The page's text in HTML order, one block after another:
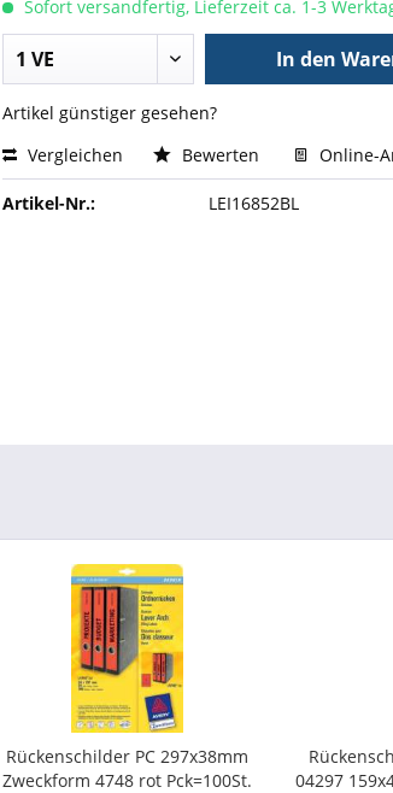
Sofort versandfertig, Lieferzeit ca. 1-3
In den
Artikel günstiger gesehen?
Vergleichen
Bewerten Online-
Artikel-Nr.: LEI16852BL
Rückenschilder PC 297x38mm
Zweckform 4748 rot Pck=100St.
04297